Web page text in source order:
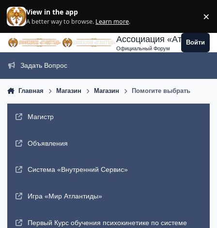
View in the app
A better way to browse. Learn more. ×
Ассоциация
Официальный Форум
Войти
Задать Вопрос
Главная Магазин Магазин Помогите выбрать
Магистр
Объявления
Система «Внутренний Сервис»
Игра «Мир Атлантиды»
Первый Курс обучения психокинетике по системе